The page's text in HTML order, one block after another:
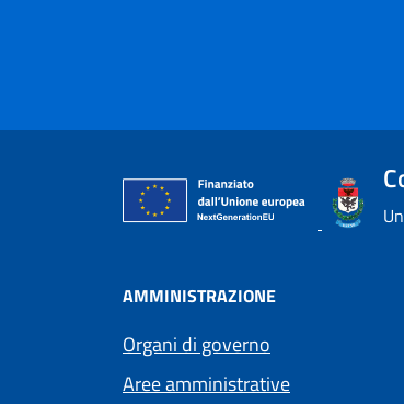
AMMINISTRAZIONE
Organi di governo
Aree amministrative